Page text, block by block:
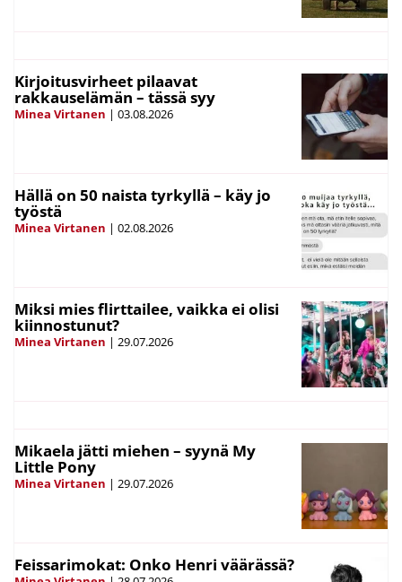
Kirjoitusvirheet pilaavat
rakkauselämän – tässä syy
Minea Virtanen | 03.08.2026
Hällä on 50 naista tyrkyllä – käy jo
työstä
Minea Virtanen | 02.08.2026
Miksi mies flirttailee, vaikka ei olisi
kiinnostunut?
Minea Virtanen | 29.07.2026
Mikaela jätti miehen – syynä My
Little Pony
Minea Virtanen | 29.07.2026
Feissarimokat: Onko Henri väärässä?